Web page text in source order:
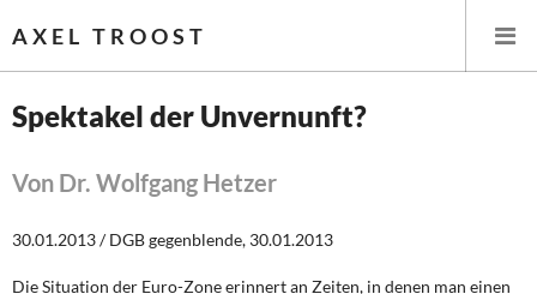
AXEL TROOST
Leitlinien linker Wirtschafts- und Finanzpolitik
Spektakel der Unvernunft?
Von Dr. Wolfgang Hetzer
30.01.2013 / DGB gegenblende, 30.01.2013
Die Situation der Euro-Zone erinnert an Zeiten, in denen man einen